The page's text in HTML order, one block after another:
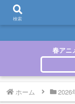
春アニ
ホーム 2026
検索